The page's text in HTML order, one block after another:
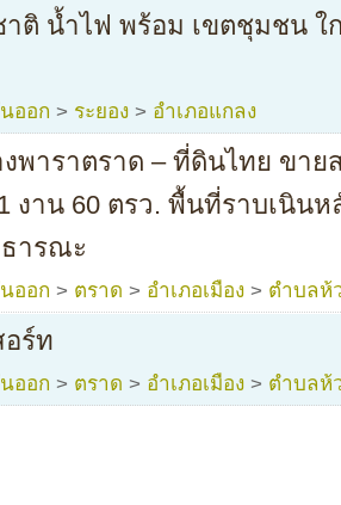
าติ น้ำไฟ พร้อม เขตชุมชน ใ
ออก > ระยอง > อำเภอแกลง
พาราตราด – ที่ดินไทย ขาย
งาน 60 ตรว. พื้นที่ราบเนิน
ารณะ
ออก > ตราด > อำเภอเมือง > ตำบลห้
ร์ท
ออก > ตราด > อำเภอเมือง > ตำบลห้